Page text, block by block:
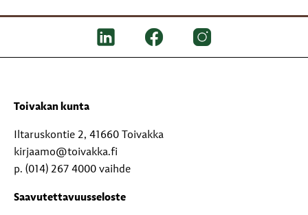
Toivakan kunta
Iltaruskontie 2, 41660 Toivakka
kirjaamo@toivakka.fi
p. (014) 267 4000 vaihde
Saavutettavuusseloste